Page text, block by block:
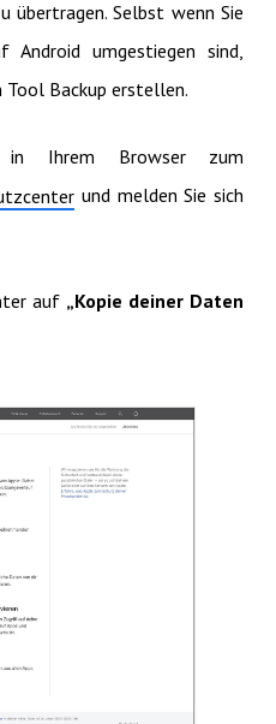
Selbst wenn Sie
umgestiegen sind,
Tool Backup erstellen.
in Ihrem Browser zum
und melden Sie sich
auf „Kopie deiner Daten